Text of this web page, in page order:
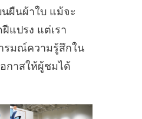
ผืนผ้าใบ แม้จะ
แปรง แต่เรา
รมณ์ความรู้สึกใน
กาสให้ผู้ชมได้